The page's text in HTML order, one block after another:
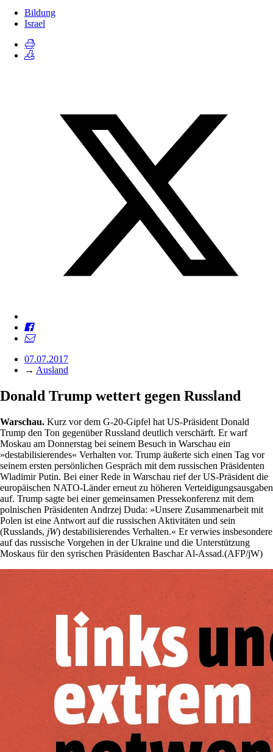
Bildung
Israel
07.07.2017
→ Ausland
Donald Trump wettert ­gegen Russland
Warschau. Kurz vor dem G-20-Gipfel hat US-Präsident Donald
Trump den Ton gegenüber Russland deutlich verschärft. Er warf
Moskau am Donnerstag bei seinem Besuch in Warschau ein
»destabilisierendes« Verhalten vor. Trump äußerte sich einen Tag vor
seinem ersten persönlichen Gespräch mit dem russischen Präsidenten
Wladimir Putin. Bei einer Rede in Warschau rief der US-Präsident die
europäischen NATO-Länder erneut zu höheren Verteidigungsausgaben
auf. Trump sagte bei einer gemeinsamen Pressekonferenz mit dem
polnischen Präsidenten Andrzej Duda: »Unsere Zusammenarbeit mit
Polen ist eine Antwort auf die russischen Aktivitäten und sein
(Russlands, jW) destabilisierendes Verhalten.« Er verwies insbesondere
auf das russische Vorgehen in der Ukraine und die Unterstützung
Moskaus für den syrischen Präsidenten Baschar Al-Assad.(AFP/jW)